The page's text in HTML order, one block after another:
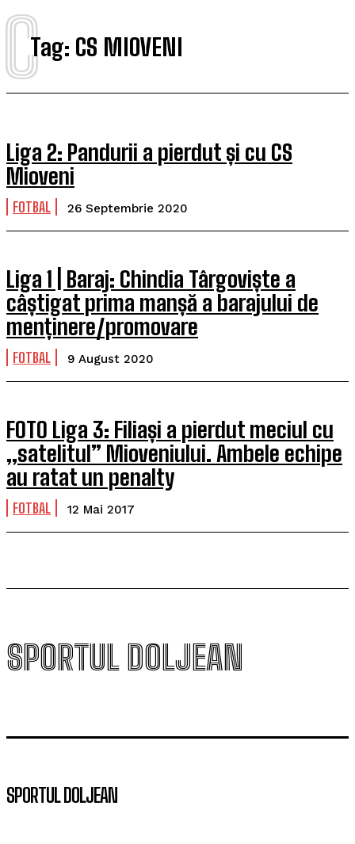
Tag: CS MIOVENI
C
Liga 2: Pandurii a pierdut și cu CS
Mioveni
FOTBAL 26 Septembrie 2020
Liga 1 | Baraj: Chindia Târgoviște a
câștigat prima manșă a barajului de
menținere/promovare
FOTBAL 9 August 2020
FOTO Liga 3: Filiași a pierdut meciul cu
„satelitul” Mioveniului. Ambele echipe
au ratat un penalty
FOTBAL 12 Mai 2017
SPORTUL DOLJEAN
SPORTUL DOLJEAN